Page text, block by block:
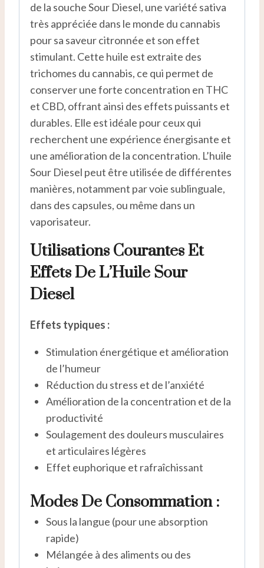
de la souche Sour Diesel, une variété sativa
très appréciée dans le monde du cannabis
pour sa saveur citronnée et son effet
stimulant. Cette huile est extraite des
trichomes du cannabis, ce qui permet de
conserver une forte concentration en THC
et CBD, offrant ainsi des effets puissants et
durables. Elle est idéale pour ceux qui
recherchent une expérience énergisante et
une amélioration de la concentration. L’huile
Sour Diesel peut être utilisée de différentes
manières, notamment par voie sublinguale,
dans des capsules, ou même dans un
vaporisateur.
Utilisations Courantes Et
Effets De L’Huile Sour
Diesel
Effets typiques :
Stimulation énergétique et amélioration
de l’humeur
Réduction du stress et de l’anxiété
Amélioration de la concentration et de la
productivité
Soulagement des douleurs musculaires
et articulaires légères
Effet euphorique et rafraîchissant
Modes De Consommation :
Sous la langue (pour une absorption
rapide)
Mélangée à des aliments ou des